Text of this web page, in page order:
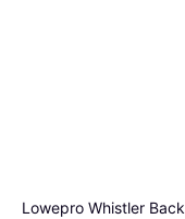
Lowepro Whistler